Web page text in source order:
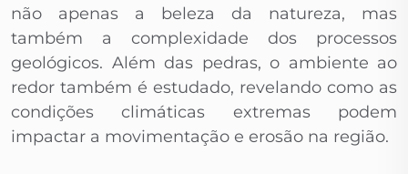
não apenas a beleza da natureza, mas
também a complexidade dos processos
geológicos. Além das pedras, o ambiente ao
redor também é estudado, revelando como as
condições climáticas extremas podem
impactar a movimentação e erosão na região.